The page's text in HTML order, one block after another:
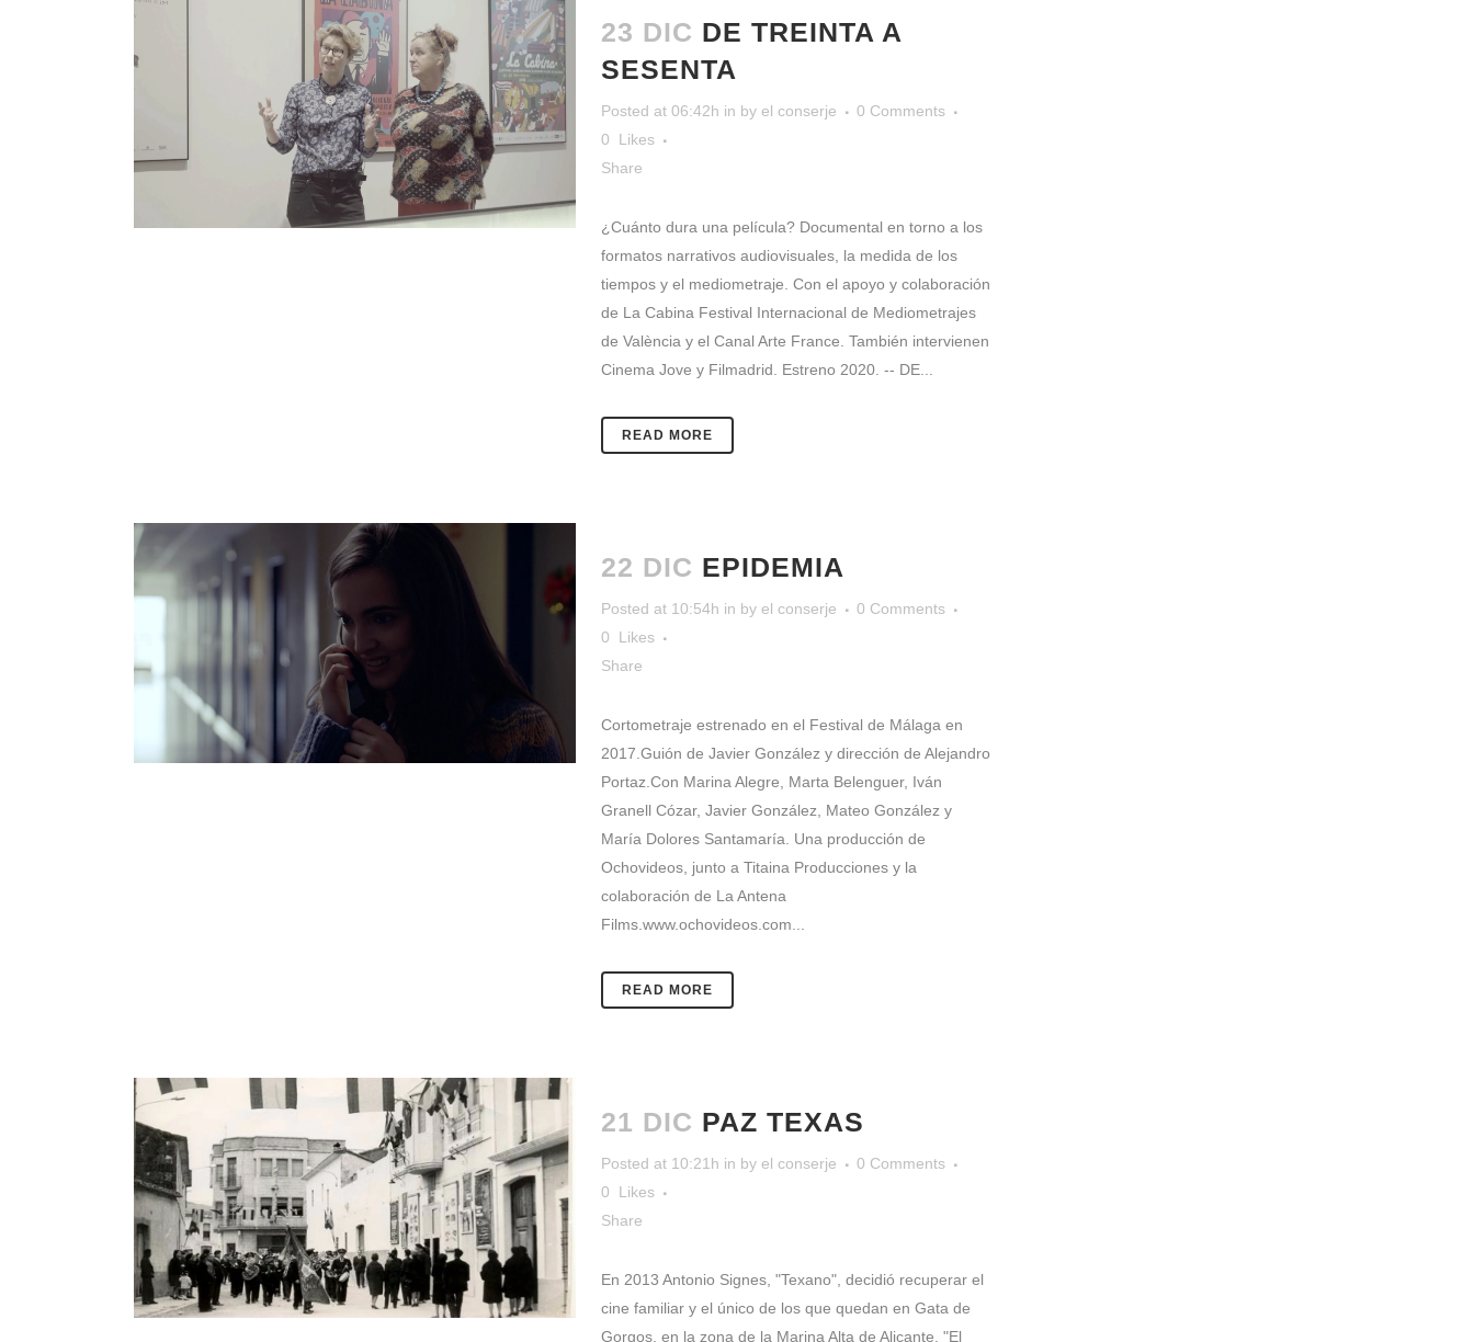
23 DIC DE TREINTA A
SESENTA
Posted at 06:42h in by el conserje
0 Comments
0
Likes
Share
¿Cuánto dura una película? Documental en torno a los
formatos narrativos audiovisuales, la medida de los
tiempos y el mediometraje. Con el apoyo y colaboración
de La Cabina Festival Internacional de Mediometrajes
de València y el Canal Arte France. También intervienen
Cinema Jove y Filmadrid. Estreno 2020. -- DE...
READ MORE
22 DIC EPIDEMIA
Posted at 10:54h in by el conserje
0 Comments
0
Likes
Share
Cortometraje estrenado en el Festival de Málaga en
2017.Guión de Javier González y dirección de Alejandro
Portaz.Con Marina Alegre, Marta Belenguer, Iván
Granell Cózar, Javier González, Mateo González y
María Dolores Santamaría. Una producción de
Ochovideos, junto a Titaina Producciones y la
colaboración de La Antena
Films.www.ochovideos.com...
READ MORE
21 DIC PAZ TEXAS
Posted at 10:21h in by el conserje
0 Comments
0
Likes
Share
En 2013 Antonio Signes, "Texano", decidió recuperar el
cine familiar y el único de los que quedan en Gata de
Gorgos, en la zona de la Marina Alta de Alicante. "El